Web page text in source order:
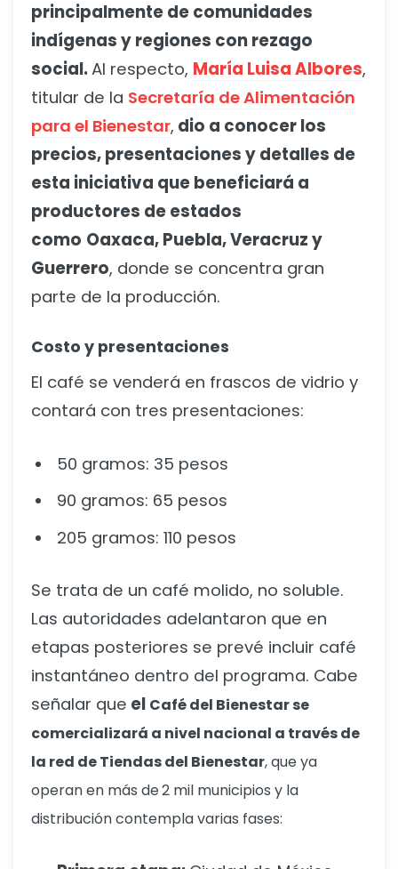
principalmente de comunidades
indígenas y regiones con rezago
social.Al respecto, María Luisa Albores,
titular de la Secretaría de Alimentación
para el Bienestar, dio a conocer los
precios, presentaciones y detalles de
esta iniciativa que beneficiará a
productores de estados
como Oaxaca, Puebla, Veracruz y
Guerrero, donde se concentra gran
parte de la producción.
Costo y presentaciones
El café se venderá en frascos de vidrio y
contará con tres presentaciones:
50 gramos: 35 pesos
90 gramos: 65 pesos
205 gramos: 110 pesos
Se trata de un café molido, no soluble.
Las autoridades adelantaron que en
etapas posteriores se prevé incluir café
instantáneo dentro del programa. Cabe
señalar que el Café del Bienestar se
comercializará a nivel nacional a través de
la red de Tiendas del Bienestar, que ya
operan en más de2 mil municipios y la
distribución contempla varias fases: